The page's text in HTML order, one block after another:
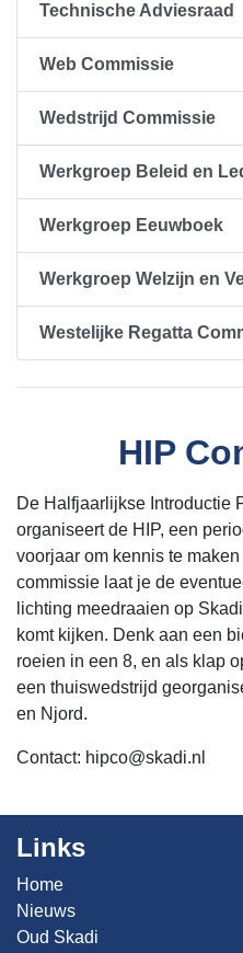
Technische Adviesraad
Web Commissie
Wedstrijd Commissie
Werkgroep Beleid en
Werkgroep Eeuwboek
Werkgroep Welzijn en
Westelijke Regatta
HIP
De Halfjaarlijkse Introductie
organiseert de HIP, een
voorjaar om kennis te
commissie laat je de
lichting meedraaien op
komt kijken. Denk aan een
roeien in een 8, en als klap
een thuiswedstrijd
en Njord.
Contact: hipco@skadi.nl
Links
Home
Nieuws
Oud Skadi